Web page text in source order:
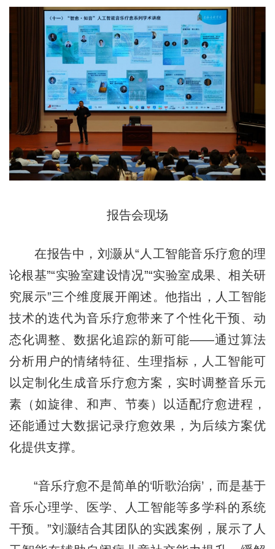
报告会现场
在报告中，刘灏从“人工智能音乐疗愈的理
论根基”“实验室建设情况”“实验室成果、相关研
究展示”三个维度展开阐述。他指出，人工智能
技术的迭代为音乐疗愈带来了个性化干预、动
态化调整、数据化追踪的新可能——通过算法
分析用户的情绪特征、生理指标，人工智能可
以定制化生成音乐疗愈方案，实时调整音乐元
素（如旋律、和声、节奏）以适配疗愈进程，
还能通过大数据记录疗愈效果，为后续方案优
化提供支撑。
“音乐疗愈不是简单的‘听歌治病’，而是基于
音乐心理学、医学、人工智能等多学科的系统
干预。”刘灏结合其团队的实践案例，展示了人